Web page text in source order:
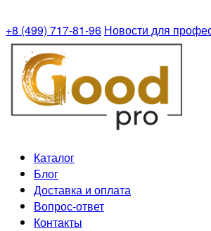
+8 (499) 717-81-96 Новости для
Каталог
Блог
Доставка и оплата
Вопрос-ответ
Контакты